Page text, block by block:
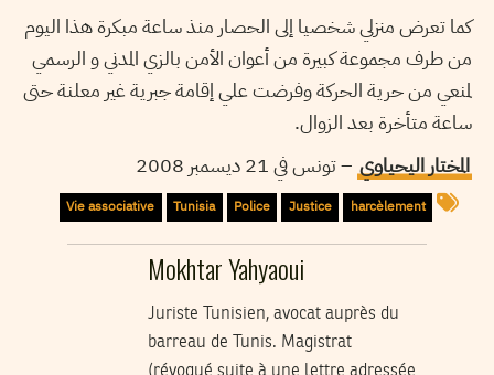
كما تعرض منزلي شخصيا إلى الحصار منذ ساعة مبكرة هذا اليوم
من طرف مجموعة كبيرة من أعوان الأمن بالزي المدني و الرسمي
لمنعي من حرية الحركة وفرضت علي إقامة جبرية غير معلنة حتى
ساعة متأخرة بعد الزوال.
المختار اليحياوي – تونس في 21 ديسمبر 2008
harcèlement
Justice
Police
Tunisia
Vie associative
Mokhtar Yahyaoui
Juriste Tunisien, avocat auprès du
barreau de Tunis. Magistrat
(révoqué suite à une lettre adressée